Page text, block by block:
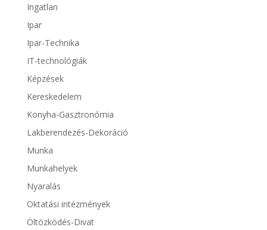
Ingatlan
Ipar
Ipar-Technika
IT-technológiák
Képzések
Kereskedelem
Konyha-Gasztronómia
Lakberendezés-Dekoráció
Munka
Munkahelyek
Nyaralás
Oktatási intézmények
Öltözködés-Divat